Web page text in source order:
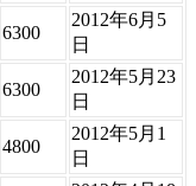
6300
2012年6月5
日
6300
2012年5月23
日
4800
2012年5月1
日